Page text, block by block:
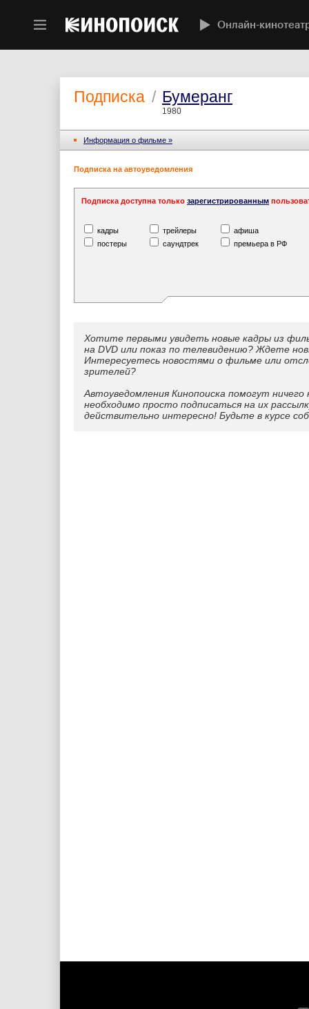
Онлайн-
Подписка / Бумеранг
1980
Информация o фильме »
Подписка на автоуведомления
Подписка доступна только зарегистрированным
кадры трейлеры
афиша
постеры
саундтрек премьера в РФ
Хотите первыми увидеть новые кадры из
на DVD или показ по телевидению? Ждете
Интересуетесь новостями о фильме или
зрителей?
Автоуведомления Кинопоиска помогут
необходимо просто подписаться на их
действительно интересно! Будьте в курсе